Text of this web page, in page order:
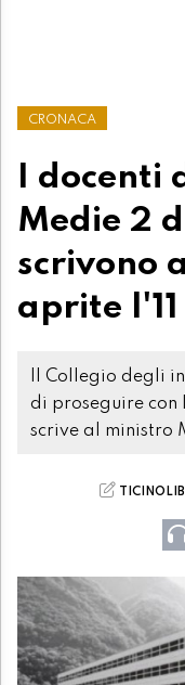
CRONACA
I docenti
Medie 2
scrivono
aprite
Il Collegio degli
di proseguire con
scrive al ministro